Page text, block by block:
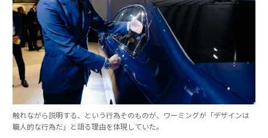
触れながら説明する、という行為そのものが、ワーミングが「デザインは
職人的な行為だ」と語る理由を体現していた。